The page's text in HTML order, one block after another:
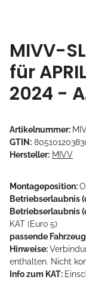
MIVV-
für
2024 -
Artikelnummer:
GTIN:
Hersteller: MIVV
Montageposition:
Betriebserlaubnis
Betriebserlaubnis
KAT (Euro 5)
passende
Hinweise:
enthalten. Nicht
Info zum KAT: